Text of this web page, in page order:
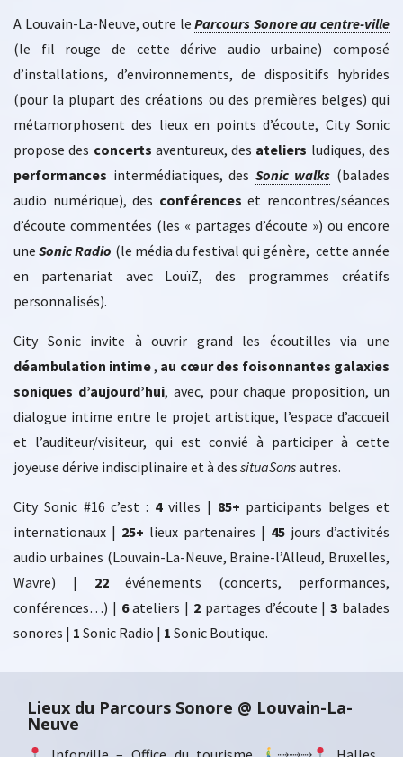
A Louvain-La-Neuve, outre leParcours Sonore au centre-ville
(le fil rouge de cette dérive audio urbaine) composé
d’installations, d’environnements, de dispositifs hybrides
(pour la plupart des créations ou des premières belges) qui
métamorphosent des lieux en points d’écoute, City Sonic
propose des concerts aventureux, des ateliers ludiques, des
performances intermédiatiques, des Sonic walks (balades
audio numérique), des conférences et rencontres/séances
d’écoute commentées (les « partages d’écoute ») ou encore
uneSonic Radio (le média du festival qui génère, cette année
en partenariat avec LouïZ, des programmes créatifs
personnalisés).
City Sonic invite à ouvrir grand les écoutilles via une
déambulation intime, au cœur des foisonnantes galaxies
soniques d’aujourd’hui, avec, pour chaque proposition, un
dialogue intime entre le projet artistique, l’espace d’accueil
et l’auditeur/visiteur, qui est convié à participer à cette
joyeuse dérive indisciplinaire et à des situaSonsautres.
City Sonic #16 c’est : 4 villes | 85+ participants belges et
internationaux | 25+ lieux partenaires | 45 jours d’activités
audio urbaines (Louvain-La-Neuve, Braine-l’Alleud, Bruxelles,
Wavre) | 22événements (concerts, performances,
conférences…) | 6ateliers | 2 partages d’écoute |3 balades
sonores | 1 Sonic Radio | 1 Sonic Boutique.
Lieux du Parcours Sonore @ Louvain-La-
Neuve